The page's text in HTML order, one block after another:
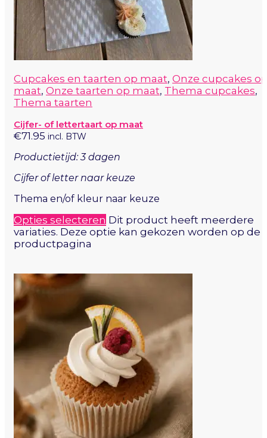
Cupcakes en taarten op maat, Onze cupcakes
maat, Onze taarten op maat, Thema cupcakes,
Thema taarten
Cijfer- of lettertaart op maat
€71.95 incl. BTW
Productietijd: 3 dagen
Cijfer of letter naar keuze
Thema en/of kleur naar keuze
Opties selecteren Dit product heeft meerdere
variaties. Deze optie kan gekozen worden op de
productpagina